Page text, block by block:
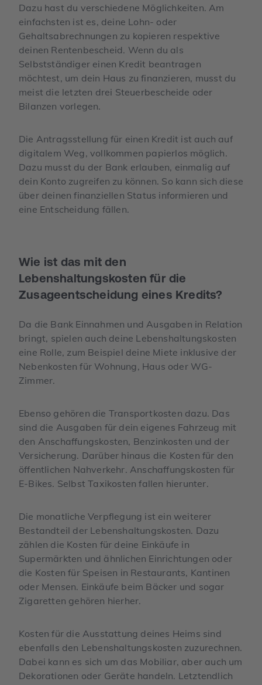
Dazu hast du verschiedene Möglichkeiten. Am
einfachsten ist es, deine Lohn- oder
Gehaltsabrechnungen zu kopieren respektive
deinen Rentenbescheid. Wenn du als
Selbstständiger einen Kredit beantragen
möchtest, um dein Haus zu finanzieren, musst du
meist die letzten drei Steuerbescheide oder
Bilanzen vorlegen.
Die Antragsstellung für einen Kredit ist auch auf
digitalem Weg, vollkommen papierlos möglich.
Dazu musst du der Bank erlauben, einmalig auf
dein Konto zugreifen zu können. So kann sich diese
über deinen finanziellen Status informieren und
eine Entscheidung fällen.
Wie ist das mit den
Lebenshaltungskosten für die
Zusageentscheidung eines Kredits?
Da die Bank Einnahmen und Ausgaben in Relation
bringt, spielen auch deine Lebenshaltungskosten
eine Rolle, zum Beispiel deine Miete inklusive der
Nebenkosten für Wohnung, Haus oder WG-
Zimmer.
Ebenso gehören die Transportkosten dazu. Das
sind die Ausgaben für dein eigenes Fahrzeug mit
den Anschaffungskosten, Benzinkosten und der
Versicherung. Darüber hinaus die Kosten für den
öffentlichen Nahverkehr. Anschaffungskosten für
E-Bikes. Selbst Taxikosten fallen hierunter.
Die monatliche Verpflegung ist ein weiterer
Bestandteil der Lebenshaltungskosten. Dazu
zählen die Kosten für deine Einkäufe in
Supermärkten und ähnlichen Einrichtungen oder
die Kosten für Speisen in Restaurants, Kantinen
oder Mensen. Einkäufe beim Bäcker und sogar
Zigaretten gehören hierher.
Kosten für die Ausstattung deines Heims sind
ebenfalls den Lebenshaltungskosten zuzurechnen.
Dabei kann es sich um das Mobiliar, aber auch um
Dekorationen oder Geräte handeln. Letztendlich